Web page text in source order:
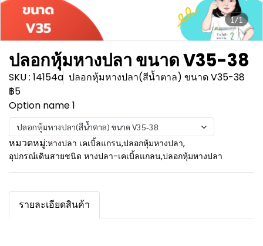
1/1
ปลอกหุ้มหางปลา ขนาด V35-38
SKU : 14154a ปลอกหุ้มหางปลา(สีน้ำตาล) ขนาด V35-38
฿5
Option name 1
ปลอกหุ้มหางปลา(สีน้ำตาล) ขนาด V35-38
หมวดหมู่:หางปลา เคเบิ้ลแกรน,ปลอกหุ้มหางปลา,
อุปกรณ์เดินสายชนิด หางปลา-เคเบิ้ลแกลน,ปลอกหุ้มหางปลา
รายละเอียดสินค้า